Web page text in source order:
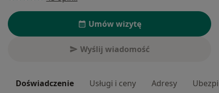
Umów wizytę
Wyślij wiadomość
Doświadczenie Usługi i ceny Adresy